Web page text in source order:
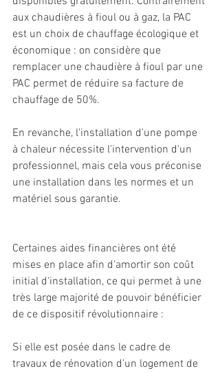
aux chaudières à fioul ou à gaz, la PAC
est un choix de chauffage écologique et
économique : on considère que
remplacer une chaudière à fioul par une
PAC permet de réduire sa facture de
chauffage de 50%.
En revanche, l'installation d'une pompe
à chaleur nécessite l'intervention d'un
professionnel, mais cela vous préconise
une installation dans les normes et un
matériel sous garantie.
Certaines aides financières ont été
mises en place afin d'amortir son coût
initial d'installation, ce qui permet à une
très large majorité de pouvoir bénéficier
de ce dispositif révolutionnaire :
Si elle est posée dans le cadre de
travaux de rénovation d’un logement de